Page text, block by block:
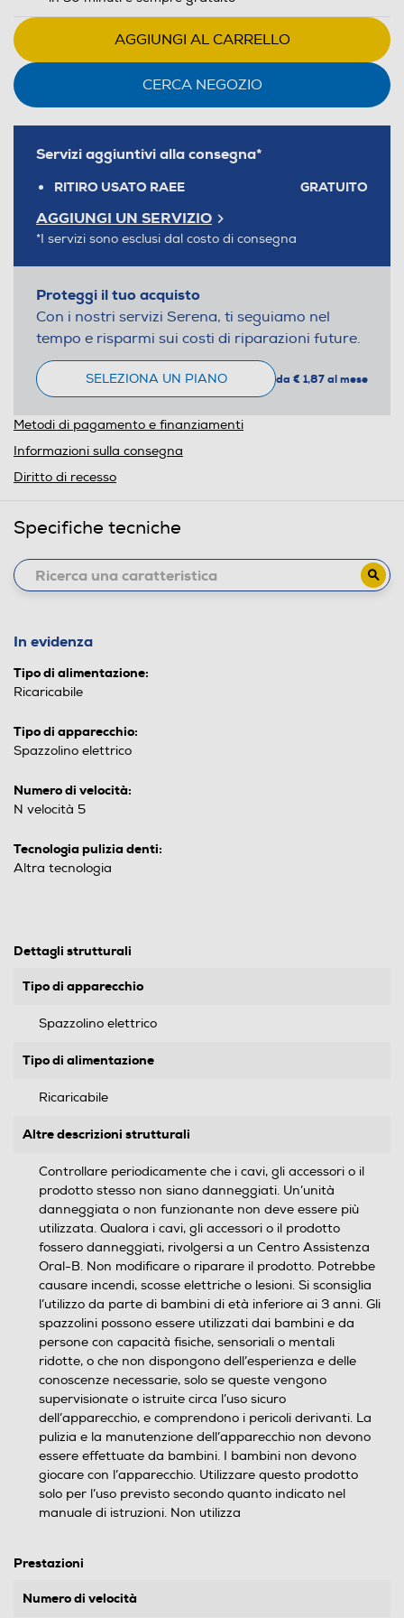
AGGIUNGI AL CARRELLO
CERCA NEGOZIO
Servizi aggiuntivi alla consegna*
RITIRO USATO RAEE GRATUITO
AGGIUNGI UN SERVIZIO
*I servizi sono esclusi dal costo di consegna
Proteggi il tuo acquisto
Con i nostri servizi Serena, ti seguiamo nel
tempo e risparmi sui costi di riparazioni future.
SELEZIONA UN PIANO da € 1,87 al mese
Metodi di pagamento e finanziamenti
Informazioni sulla consegna
Diritto di recesso
Specifiche tecniche
In evidenza
Tipo di alimentazione:
Ricaricabile
Tipo di apparecchio:
Spazzolino elettrico
Numero di velocità:
N velocità 5
Tecnologia pulizia denti:
Altra tecnologia
Dettagli strutturali
Tipo di apparecchio
Spazzolino elettrico
Tipo di alimentazione
Ricaricabile
Altre descrizioni strutturali
Controllare periodicamente che i cavi, gli accessori o il
prodotto stesso non siano danneggiati. Un’unità
danneggiata o non funzionante non deve essere più
utilizzata. Qualora i cavi, gli accessori o il prodotto
fossero danneggiati, rivolgersi a un Centro Assistenza
Oral-B. Non modificare o riparare il prodotto. Potrebbe
causare incendi, scosse elettriche o lesioni. Si sconsiglia
l’utilizzo da parte di bambini di età inferiore ai 3 anni. Gli
spazzolini possono essere utilizzati dai bambini e da
persone con capacità fisiche, sensoriali o mentali
ridotte, o che non dispongono dell’esperienza e delle
conoscenze necessarie, solo se queste vengono
supervisionate o istruite circa l’uso sicuro
dell’apparecchio, e comprendono i pericoli derivanti. La
pulizia e la manutenzione dell’apparecchio non devono
essere effettuate da bambini. I bambini non devono
giocare con l’apparecchio. Utilizzare questo prodotto
solo per l’uso previsto secondo quanto indicato nel
manuale di istruzioni. Non utilizza
Prestazioni
Numero di velocità